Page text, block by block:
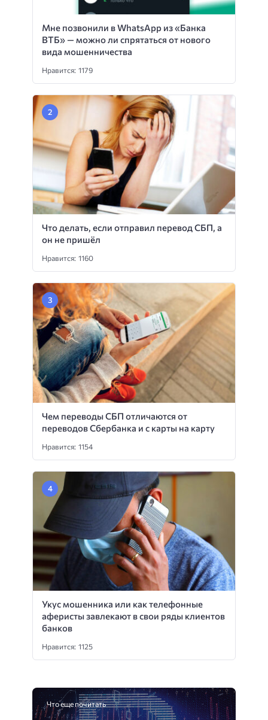
Мне позвонили в WhatsApp из «Банка
ВТБ» — можно ли спрятаться от нового
вида мошенничества
Нравится: 1179
Что делать, если отправил перевод СБП, а
он не пришёл
Нравится: 1160
Чем переводы СБП отличаются от
переводов Сбербанка и с карты на карту
Нравится: 1154
Укус мошенника или как телефонные
аферисты завлекают в свои ряды клиентов
банков
Нравится: 1125
Что еще почитать